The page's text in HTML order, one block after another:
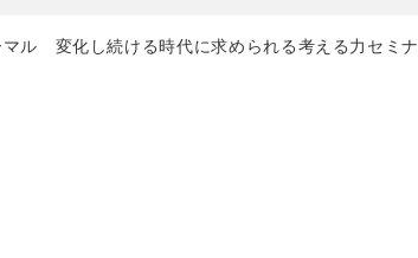
ル 変化し続ける時代に求められる考える力セミ